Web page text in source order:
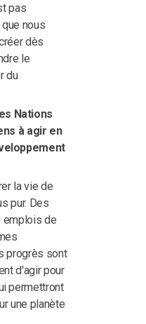
pas
nous
dès
le
du
Nations
à agir en
la vie de
pur. Des
emplois de
progrès sont
d'agir pour
permettront
une planète